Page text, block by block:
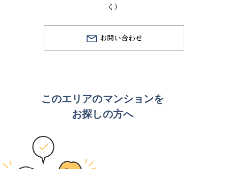
く）
お問い合わせ
このエリアのマンションを
お探しの方へ